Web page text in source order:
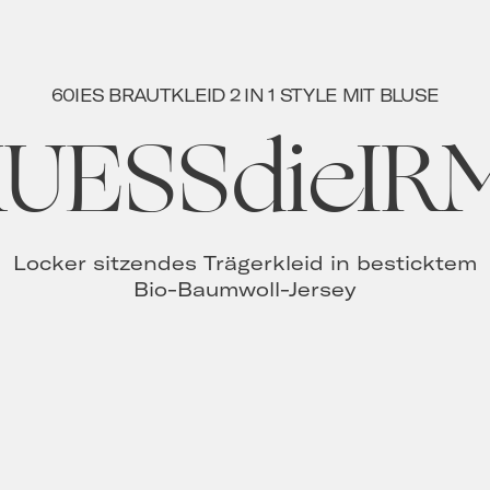
60IES BRAUTKLEID 2 IN 1 STYLE MIT BLUSE
Locker sitzendes Trägerkleid in besticktem
Bio-Baumwoll-Jersey